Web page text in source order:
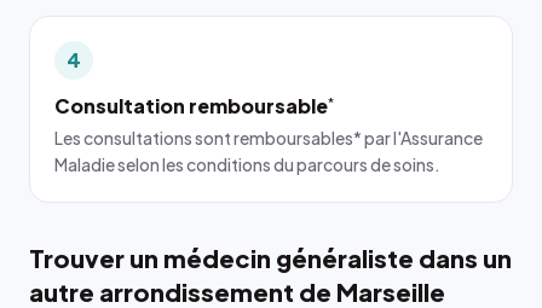
4
Consultation remboursable*
Les consultations sont remboursables* par l'Assurance
Maladie selon les conditions du parcours de soins.
Trouver un médecin généraliste dans un
autre arrondissement de Marseille